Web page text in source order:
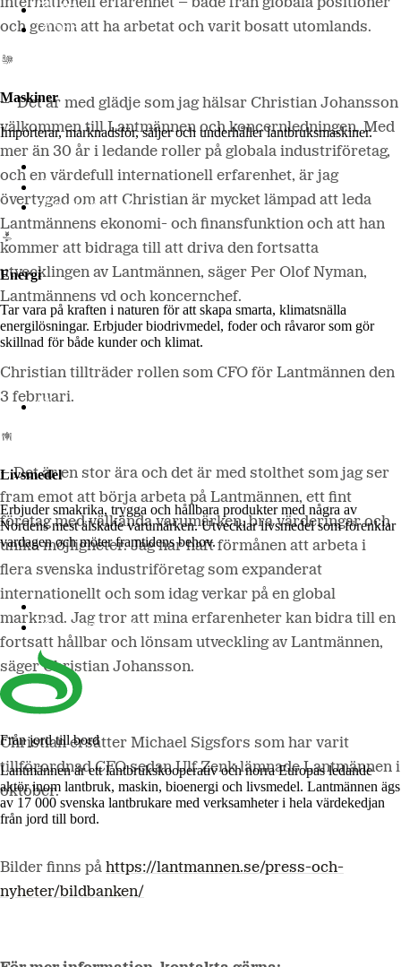
LM2
Odla
Maskiner
Importerar, marknadsför, säljer och underhåller lantbruksmaskiner.
Begagnatbörsen
Butik på nätet
Energi
Tar vara på kraften i naturen för att skapa smarta, klimatsnälla
energilösningar. Erbjuder biodrivmedel, foder och råvaror som gör
skillnad för både kunder och klimat.
Lantmännen Biorefineries
Livsmedel
Erbjuder smakrika, trygga och hållbara produkter med några av
Nordens mest älskade varumärken. Utvecklar livsmedel som förenklar
vardagen och möter framtidens behov.
Lantmännen Unibake
Från jord till bord
Lantmännen är ett lantbrukskooperativ och norra Europas ledande
aktör inom lantbruk, maskin, bioenergi och livsmedel. Lantmännen ägs
av 17 000 svenska lantbrukare med verksamheter i hela värdekedjan
från jord till bord.
och genom att ha arbetat och varit bosatt utomlands.
– Det är med glädje som jag hälsar Christian Johansson
välkommen till Lantmännen och koncernledningen. Med
mer än 30 år i ledande roller på globala industriföretag,
och en värdefull internationell erfarenhet, är jag
övertygad om att Christian är mycket lämpad att leda
Lantmännens ekonomi- och finansfunktion och att han
kommer att bidraga till att driva den fortsatta
utvecklingen av Lantmännen, säger Per Olof Nyman,
Lantmännens vd och koncernchef.
Christian tillträder rollen som CFO för Lantmännen den
3 februari.
– Det är en stor ära och det är med stolthet som jag ser
fram emot att börja arbeta på Lantmännen, ett fint
företag med välkända varumärken, bra värderingar och
unika möjligheter. Jag har haft förmånen att arbeta i
flera svenska industriföretag som expanderat
internationellt och som idag verkar på en global
marknad. Jag tror att mina erfarenheter kan bidra till en
fortsatt hållbar och lönsam utveckling av Lantmännen,
säger Christian Johansson.
Christian ersätter Michael Sigsfors som har varit
tillförordnad CFO sedan Ulf Zenk lämnade Lantmännen i
oktober.
Bilder finns på https://lantmannen.se/press-och-
nyheter/bildbanken/